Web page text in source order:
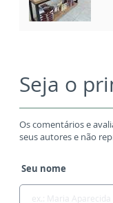
Seja o
Os comentários e
seus autores e não
Seu nome